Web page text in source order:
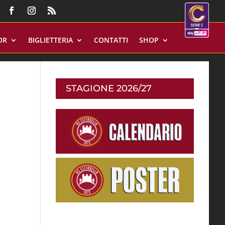
BIGLIETTERIA CONTATTI SHOP
STAGIONE 2026/27